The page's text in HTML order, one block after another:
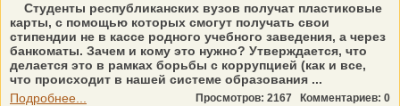
Студенты республиканских вузов получат пластиковые
карты, с помощью которых смогут получать свои
стипендии не в кассе родного учебного заведения, а через
банкоматы. Зачем и кому это нужно? Утверждается, что
делается это в рамках борьбы с коррупцией (как и все,
что происходит в нашей системе образования ...
Подробнее...
Просмотров: 2167 Комментариев: 0